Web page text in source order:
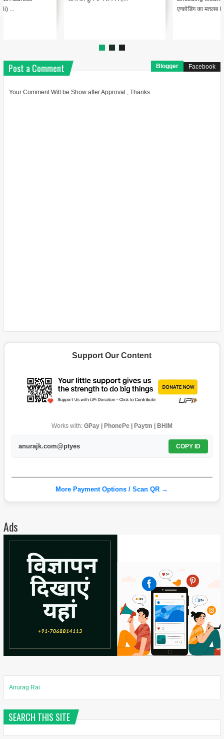
एन्कोडिंग का मतलब Encodin...
"@type": "BlogPosting",
Post a Comment Blogger Facebook
Your Comment Will be Show after Approval , Thanks
Support Our Content
Works with: GPay | PhonePe | Paytm | BHIM
anurajk.com@ptyes COPY ID
More Payment Options / Scan QR →
Ads
Anurag Rai
SEARCH THIS SITE